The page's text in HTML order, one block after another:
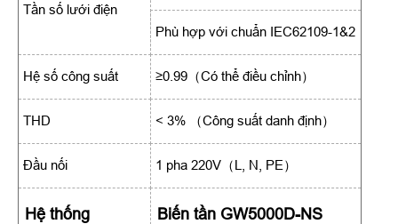
Tần số lưới điện
Phù hợp với chuẩn IEC62109-1&2
Hệ số công suất ≥0.99（Có thể điều chỉnh）
THD < 3% （Công suất danh định）
Đầu nối 1 pha 220V（L, N, PE）
Hệ thống Biến tần GW5000D-NS